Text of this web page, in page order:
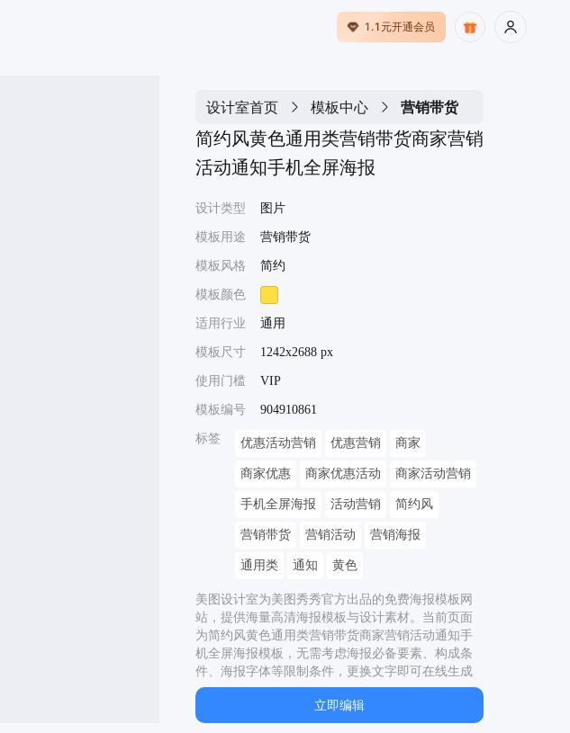
1.1元开通会员
设计室首页 模板中心 营销带货
简约风黄色通用类营销带货商家营销
活动通知手机全屏海报
设计类型 图片
模板用途 营销带货
模板风格 简约
模板颜色
适用行业 通用
模板尺寸 1242x2688 px
使用门槛 VIP
模板编号 904910861
标签 优惠活动营销 优惠营销 商家
商家优惠 商家优惠活动 商家活动营销
手机全屏海报 活动营销 简约风
营销带货 营销活动 营销海报
通用类 通知 黄色
美图设计室为美图秀秀官方出品的免费海报模板网
站，提供海量高清海报模板与设计素材。当前页面
为简约风黄色通用类营销带货商家营销活动通知手
机全屏海报模板，无需考虑海报必备要素、构成条
件、海报字体等限制条件，更换文字即可在线生成
简约风黄色通用类营销带货商家营销活动通知手机
。本海报模板为简约风格的
2688x1242px，适用于通用、营销带货制作。同
立即编辑